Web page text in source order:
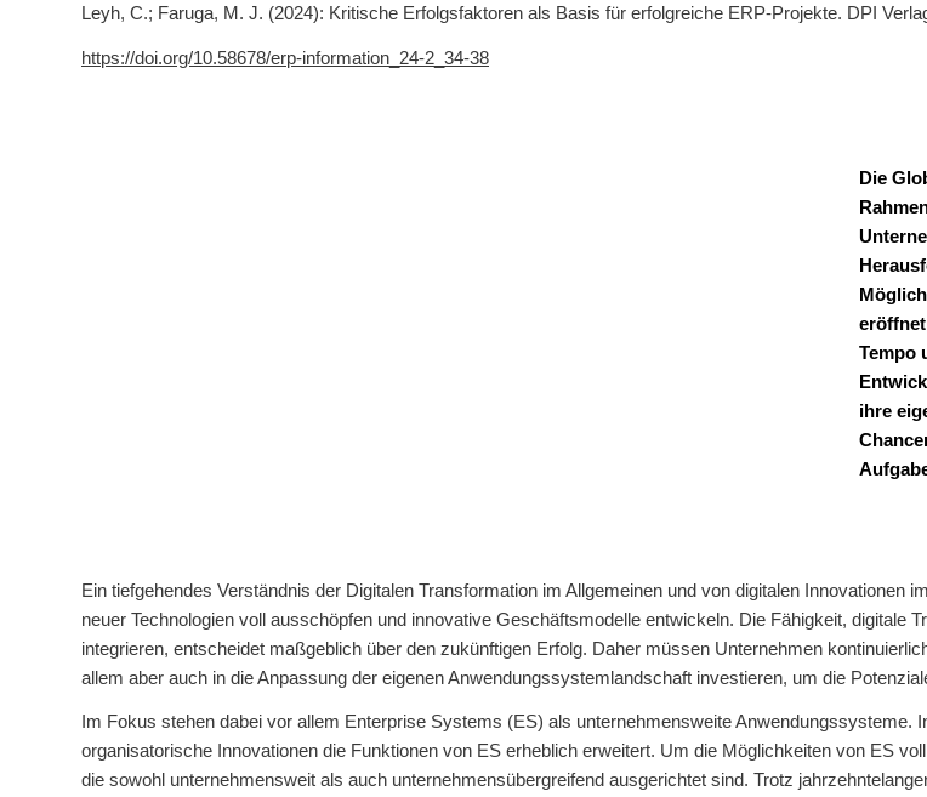
Leyh, C.; Faruga, M. J. (2024): Kritische Erfolgsfaktoren als Basis für erfolgreiche ERP-Projekte. DPI
https://doi.org/10.58678/erp-information_24-2_34-38
Die
Tempo
ihre
Ein tiefgehendes Verständnis der Digitalen Transformation im Allgemeinen und von digitalen
neuer Technologien voll ausschöpfen und innovative Geschäftsmodelle entwickeln. Die Fähigkeit, digitale
integrieren, entscheidet maßgeblich über den zukünftigen Erfolg. Daher müssen Unternehmen
allem aber auch in die Anpassung der eigenen Anwendungssystemlandschaft investieren, um die
Im Fokus stehen dabei vor allem Enterprise Systems (ES) als unternehmensweite Anwendungssysteme.
organisatorische Innovationen die Funktionen von ES erheblich erweitert. Um die Möglichkeiten von ES
die sowohl unternehmensweit als auch unternehmensübergreifend ausgerichtet sind. Trotz